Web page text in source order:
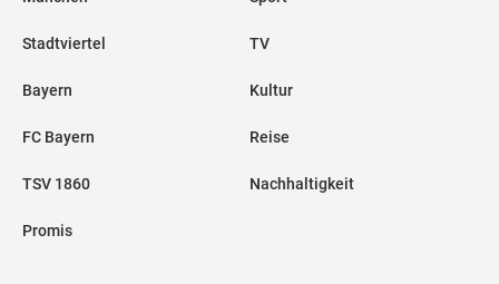
Stadtviertel
Bayern
FC Bayern
TSV 1860
Promis
TV
Kultur
Reise
Nachhaltigkeit